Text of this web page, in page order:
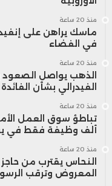
منذ 20 ساعة
ماسك يراهن على
في الفضاء
منذ 20 ساعة
الذهب يواصل الصعود
الفيدرالي بشأن الفائدة
منذ 20 ساعة
ألف وظيفة فقط في
منذ 20 ساعة
المعروض وترقب